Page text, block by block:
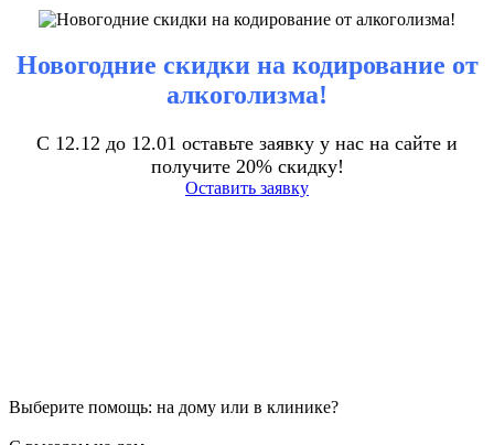
Новогодние скидки на кодирование от
алкоголизма!
С 12.12 до 12.01 оставьте заявку у нас на сайте и
получите 20% скидку!
Оставить заявку
Выберите помощь: на дому или в клинике?